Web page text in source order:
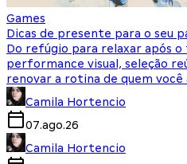
Games
Dicas de presente para o seu
Do refúgio para relaxar após
performance visual, seleção
renovar a rotina de quem você
Camila Hortencio
07.ago.26
Camila Hortencio